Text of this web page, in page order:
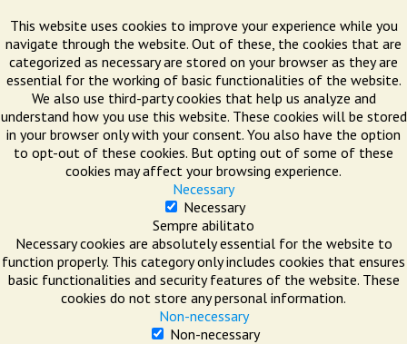
This website uses cookies to improve your experience while you
navigate through the website. Out of these, the cookies that are
categorized as necessary are stored on your browser as they are
essential for the working of basic functionalities of the website.
We also use third-party cookies that help us analyze and
understand how you use this website. These cookies will be stored
in your browser only with your consent. You also have the option
to opt-out of these cookies. But opting out of some of these
cookies may affect your browsing experience.
Necessary
Necessary
Sempre abilitato
Necessary cookies are absolutely essential for the website to
function properly. This category only includes cookies that ensures
basic functionalities and security features of the website. These
cookies do not store any personal information.
Non-necessary
Non-necessary